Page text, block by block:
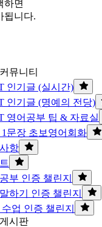
하면
됩니다.
뮤니티
인기글 (실시간)
인기글 (명예의 전당)
영어공부 팁 & 자료실
1문장 초보영어회화
항
부 인증 챌린지
하기 인증 챌린지
업 인증 챌린지
시판